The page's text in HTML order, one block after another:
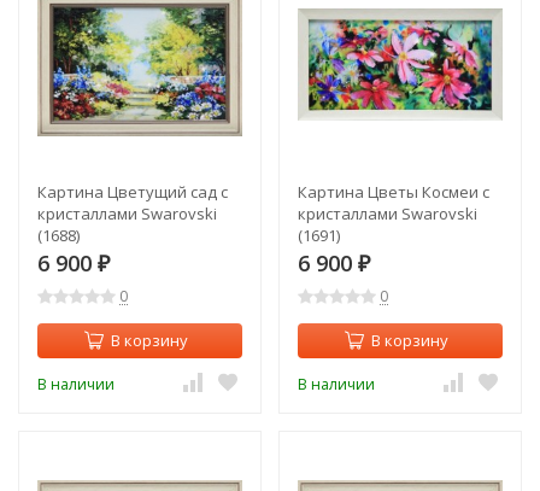
Картина Цветущий сад с
кристаллами Swarovski
(1688)
6 900 ₽
0
В корзину
В наличии
Картина Цветы Космеи с
кристаллами Swarovski
(1691)
6 900 ₽
0
В корзину
В наличии